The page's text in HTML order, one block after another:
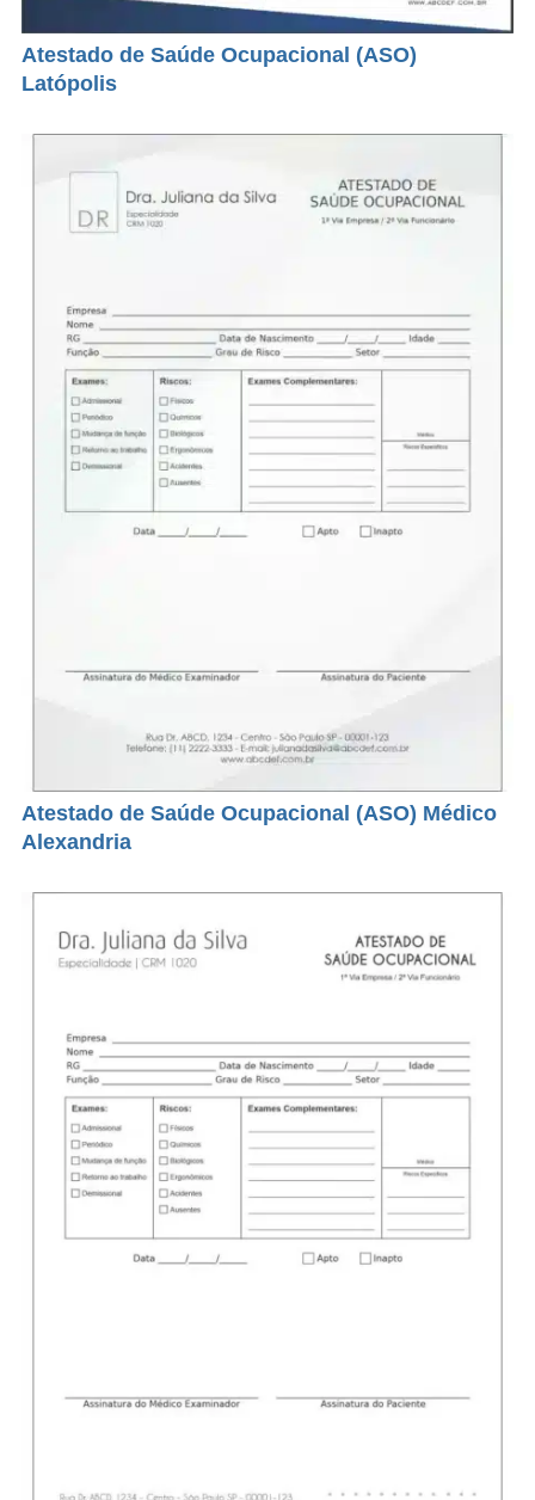
Atestado de Saúde Ocupacional (ASO)
Latópolis
Atestado de Saúde Ocupacional (ASO) Médico
Alexandria